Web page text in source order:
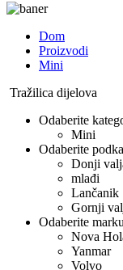
Dom
Proizvodi
Mini
Tražilica dijelova
Odaberite
Mini
Odaberite
Donji
mlađi
Lančanik
Gornji
Odaberite marku
Nova
Yanmar
Volvo